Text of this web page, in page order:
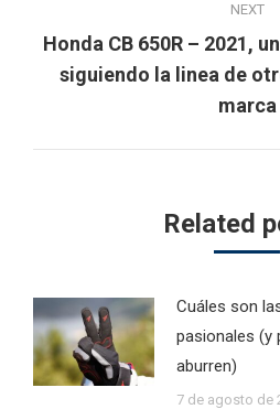
NEXT
Next
post:
Honda CB 650R – 2021,
siguiendo la linea de
marca
Related
Cuáles son
pasionales (y
aburren)
7 de agosto de